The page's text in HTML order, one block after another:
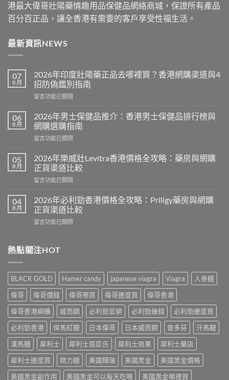
港最大偉哥壯陽藥情趣用品保健品網絡商城，保證所有產品
百分百正品，讓全香港有需要的客戶享受性福生活。
最新資訊NEWS
07
8 月
2026年印度壯陽藥正品去哪裡買？香港網購渠道與4
招防偽鑑別指南
在
年
印
度
壯
藥
正
去
裡
買？
港
渠
4
招
防
偽
鑑
別
指
南〉
留言功能已關閉
06
8 月
2026年男士保健品推介：香港男士保健品排行榜與
網購選購指南
在
年
男
士
保
品
推
介：
香
士
品
排
行
榜
與
網
購
選
指
南〉
中
留言功能已關閉
05
8 月
2026年樂威壯Levitra香港價格全攻略：藥房與網購
正貨渠道比較
在
年
樂
威
壯
港
全
攻
略：
藥
房
與
網
購
貨
渠
道
留言功能已關閉
04
8 月
2026年必利勁香港價格全攻略：Priligy藥房與網購
正貨渠道比較
在
必
利
香
港
價
格
全
攻
略：
Priligy
房
與
網
購
留言功能已關閉
熱點關注HOT
BLACK GOLD Hamer candy japanese viagra Viagra
人參糖
偉哥
偉哥價錢 偉哥哪買 偉哥邊度買
偉哥香港
偉哥香港網購
威而鋼 必利勁官網 必利勁幾錢
必利勁邊度買
必利勁香港
悍馬紅糖 日本偉哥 日本威而鋼 昔多芬
汗馬糖
漢馬糖
犀利士 犀利士屈臣氏 犀利士效果
犀利士藥店
犀利士邊度買
精力糖 美國輝瑞 美國黑金
美國黑金價格
美國黑金副作用
美國黑金可以每天吃嗎 美國黑金哪裡買